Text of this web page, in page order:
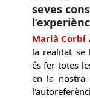
seves
Marià Corbí
la realitat se
és fer totes
en la nostra